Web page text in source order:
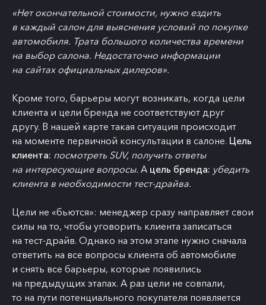
«Нет окончательной стоимости, нужно ездить
в каждый салон для выяснения условий по покупке
автомобиля. Трата большого количества времени
на выбор салона. Недостаточно информации
на сайтах официальных дилеров».
Кроме того, барьеры могут возникать, когда цели
клиента и цели бренда не соответствуют друг
другу. В нашей карте такая ситуация происходит
на моменте первичной консультации в салоне. Цель
клиента: посмотреть SUV, получить ответы
на интересующие вопросы. А цель бренда: убедить
клиента в необходимости тест-драйва.
Цели не «бьются»: менеджер сразу направляет свои
силы на то, чтобы уговорить клиента записаться
на тест-драйв. Однако на этом этапе нужно сначала
ответить на все вопросы клиента об автомобиле
и снять все барьеры, которые появились
на предыдущих этапах. А раз цели не совпали,
то на пути потенциального покупателя появляется